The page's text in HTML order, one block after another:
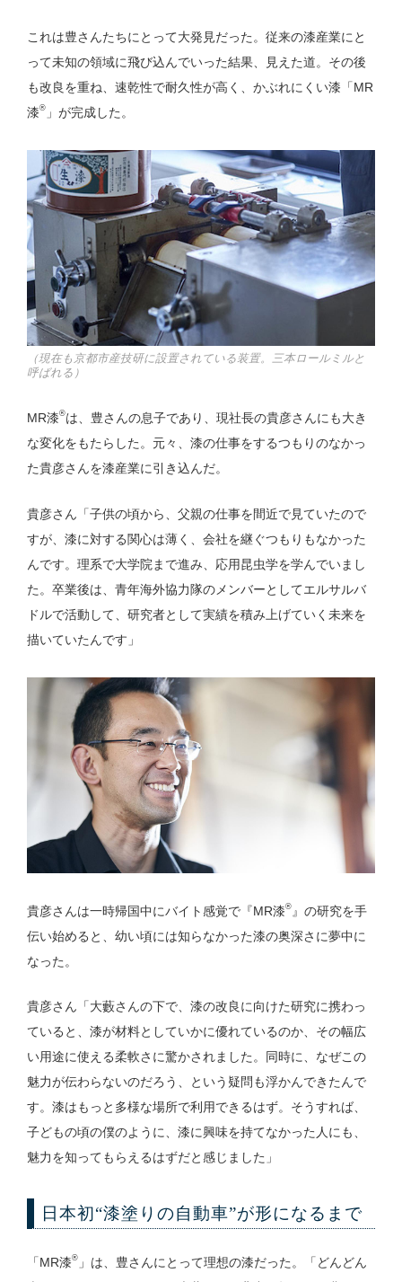
これは豊さんたちにとって大発見だった。従来の漆産業にと
って未知の領域に飛び込んでいった結果、見えた道。その後
も改良を重ね、速乾性で耐久性が高く、かぶれにくい漆「MR
漆®」が完成した。
（現在も京都市産技研に設置されている装置。三本ロールミルと
呼ばれる）
MR漆®は、豊さんの息子であり、現社長の貴彦さんにも大き
な変化をもたらした。元々、漆の仕事をするつもりのなかっ
た貴彦さんを漆産業に引き込んだ。
貴彦さん「子供の頃から、父親の仕事を間近で見ていたので
すが、漆に対する関心は薄く、会社を継ぐつもりもなかった
んです。理系で大学院まで進み、応用昆虫学を学んでいまし
た。卒業後は、青年海外協力隊のメンバーとしてエルサルバ
ドルで活動して、研究者として実績を積み上げていく未来を
描いていたんです」
貴彦さんは一時帰国中にバイト感覚で『MR漆®』の研究を手
伝い始めると、幼い頃には知らなかった漆の奥深さに夢中に
なった。
貴彦さん「大藪さんの下で、漆の改良に向けた研究に携わっ
ていると、漆が材料としていかに優れているのか、その幅広
い用途に使える柔軟さに驚かされました。同時に、なぜこの
魅力が伝わらないのだろう、という疑問も浮かんできたんで
す。漆はもっと多様な場所で利用できるはず。そうすれば、
子どもの頃の僕のように、漆に興味を持てなかった人にも、
魅力を知ってもらえるはずだと感じました」
日本初“漆塗りの自動車”が形になるまで
「MR漆®」は、豊さんにとって理想の漆だった。「どんどん